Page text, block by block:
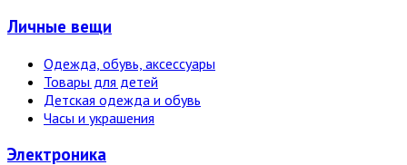
Личные вещи
Одежда, обувь, аксессуары
Товары для детей
Детская одежда и обувь
Часы и украшения
Электро­ника